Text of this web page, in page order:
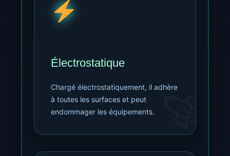
Électrostatique
Chargé électrostatiquement, il adhère
à toutes les surfaces et peut
endommager les équipements.